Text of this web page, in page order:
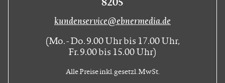
kundenservice@ebnermedia.de
(Mo. - Do. 9.00 Uhr bis 17.00 Uhr,
Fr. 9.00 bis 15.00 Uhr)
Alle Preise inkl. gesetzl. MwSt.